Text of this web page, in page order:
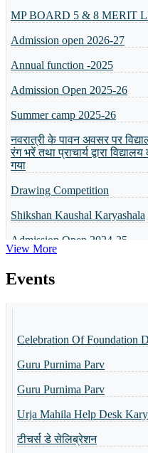
Admission open 2026-27
Annual function -2025
Admission Open 2025-26
Summer camp 2025-26
नवरात्री के पावन अवसर पर
रंग भरें तथा प्राचार्य द्वारा
गया
Drawing Competition
Shikshan Kaushal Karyashala
Admission Open 2024-25
व्यक्तित्व विकास शिविर
5 or 8 Merit List
Shri Ramlala Pran Prathistha
नैैपुुण्य शिविर 31.10.2023 से
Guru Purnima Invitation Card
Toppers of the school
World Yoga Divas 2023
View More
Events
Guru Purnima Parv
Guru Purnima Parv
Urja Mahila Help Desk
टीचर्स डे सेलिब्रेशन
Self Defense Camp